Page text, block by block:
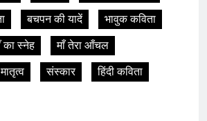
बचपन की यादें
भावुक कविता
का स्नेह
माँ तेरा आँचल
मातृत्व संस्कार
हिंदी कविता